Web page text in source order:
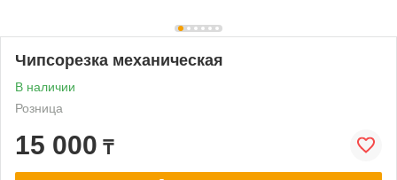
Чипсорезка механическая
В наличии
Розница
15 000 ₸